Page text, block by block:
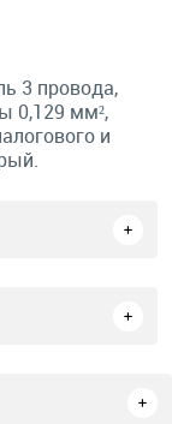
3 провода,
0,129 мм²,
и